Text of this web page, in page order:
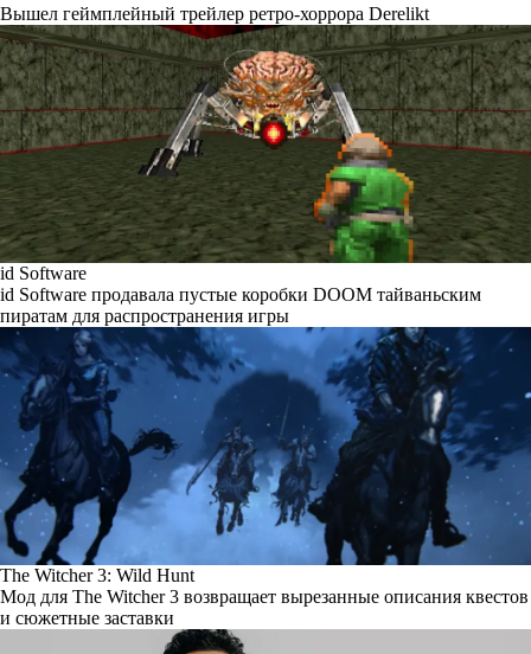
Вышел геймплейный трейлер ретро-хоррора Derelikt
id Software
id Software продавала пустые коробки DOOM тайваньским
пиратам для распространения игры
The Witcher 3: Wild Hunt
Мод для The Witcher 3 возвращает вырезанные описания квестов
и сюжетные заставки